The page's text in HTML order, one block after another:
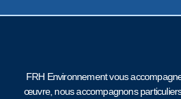
FRH Environnement vous
œuvre, nous accompagnons